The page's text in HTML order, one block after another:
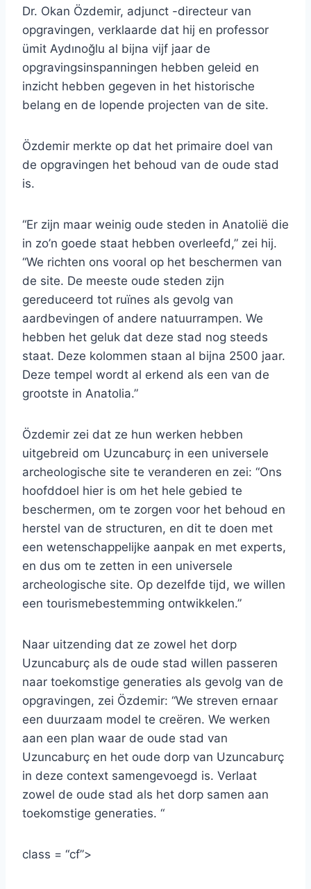
Dr. Okan Özdemir, adjunct -directeur van
opgravingen, verklaarde dat hij en professor
ümit Aydınoğlu al bijna vijf jaar de
opgravingsinspanningen hebben geleid en
inzicht hebben gegeven in het historische
belang en de lopende projecten van de site.
Özdemir merkte op dat het primaire doel van
de opgravingen het behoud van de oude stad
is.
“Er zijn maar weinig oude steden in Anatolië die
in zo’n goede staat hebben overleefd,” zei hij.
“We richten ons vooral op het beschermen van
de site. De meeste oude steden zijn
gereduceerd tot ruïnes als gevolg van
aardbevingen of andere natuurrampen. We
hebben het geluk dat deze stad nog steeds
staat. Deze kolommen staan ​​al bijna 2500 jaar.
Deze tempel wordt al erkend als een van de
grootste in Anatolia.”
Özdemir zei dat ze hun werken hebben
uitgebreid om Uzuncaburç in een universele
archeologische site te veranderen en zei: “Ons
hoofddoel hier is om het hele gebied te
beschermen, om te zorgen voor het behoud en
herstel van de structuren, en dit te doen met
een wetenschappelijke aanpak en met experts,
en dus om te zetten in een universele
archeologische site. Op dezelfde tijd, we willen
een tourismebestemming ontwikkelen.”
Naar uitzending dat ze zowel het dorp
Uzuncaburç als de oude stad willen passeren
naar toekomstige generaties als gevolg van de
opgravingen, zei Özdemir: “We streven ernaar
een duurzaam model te creëren. We werken
aan een plan waar de oude stad van
Uzuncaburç en het oude dorp van Uzuncaburç
in deze context samengevoegd is. Verlaat
zowel de oude stad als het dorp samen aan
toekomstige generaties. “
class = “cf”>